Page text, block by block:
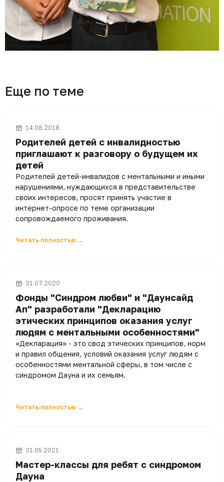
Еще по теме
14.08.2018
Родителей детей с инвалидностью
приглашают к разговору о будущем их
детей
Родителей детей-инвалидов с ментальными и иными
нарушениями, нуждающихся в представительстве
своих интересов, просят принять участие в
интернет-опросе по теме организации
сопровождаемого проживания.
Читать полностью →
31.07.2020
Фонды "Синдром любви" и "Даунсайд
Ап" разработали "Декларацию
этических принципов оказания услуг
людям с ментальными особенностями"
«Декларация» - это свод этических принципов, норм
и правил общения, условий оказания услуг людям с
особенностями ментальной сферы, в том числе с
синдромом Дауна и их семьям.
Читать полностью →
31.05.2021
Мастер-классы для ребят с синдромом
Дауна